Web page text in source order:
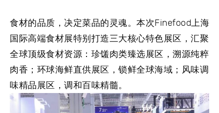
食材的品质，决定菜品的灵魂。本次Finefood上海
国际高端食材展特别打造三大核心特色展区，汇聚
全球顶级食材资源： 珍馐肉类臻选展区 ，溯源纯粹
肉香； 环球海鲜直供展区 ，锁鲜全球海域； 风味调
味精品展区 ，调和百味精髓。